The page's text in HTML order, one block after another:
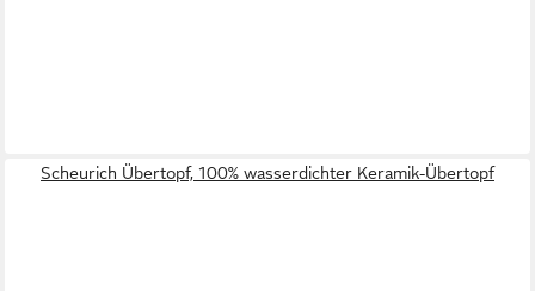
Scheurich Übertopf, 100% wasserdichter Keramik-Übertopf